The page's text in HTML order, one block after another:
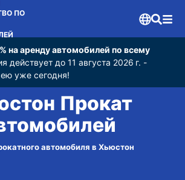
ПО
на аренду автомобилей по всему
действует до 11 августа 2026 г. -
уже сегодня!
Прокат
автомобиля в Хьюстон